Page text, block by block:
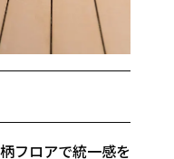
フロアで統一感を